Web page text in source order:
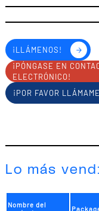
¡LLÁMENOS!
¡PÓNGASE EN
ELECTRÓNICO!
¡POR FAVOR
Lo más
Nombre del